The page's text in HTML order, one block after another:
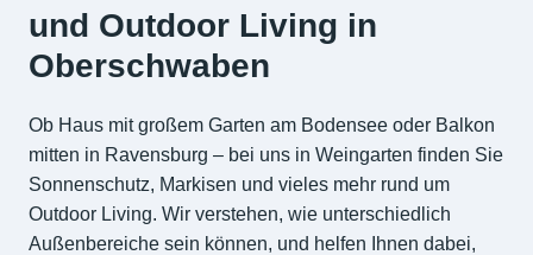
und Outdoor Living in
Oberschwaben
Ob Haus mit großem Garten am Bodensee oder Balkon
mitten in Ravensburg – bei uns in Weingarten finden Sie
Sonnenschutz, Markisen und vieles mehr rund um
Outdoor Living. Wir verstehen, wie unterschiedlich
Außenbereiche sein können, und helfen Ihnen dabei,